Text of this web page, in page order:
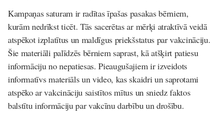
Kampaņas saturam ir radītas īpašas pasakas bērniem,
kurām nedrīkst ticēt. Tās sacerētas ar mērķi atraktīvā veidā
atspēkot izplatītus un maldīgus priekšstatus par vakcināciju.
Šie materiāli palīdzēs bērniem saprast, kā atšķirt patiesu
informāciju no nepatiesas. Pieaugušajiem ir izveidots
informatīvs materiāls un video, kas skaidri un saprotami
atspēko ar vakcināciju saistītos mītus un sniedz faktos
balstītu informāciju par vakcīnu darbību un drošību.